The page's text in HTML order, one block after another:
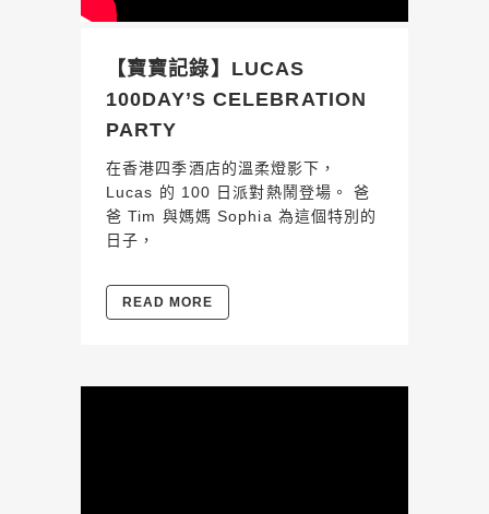
【寶寶記錄】LUCAS
100DAY’S CELEBRATION
PARTY
在香港四季酒店的溫柔燈影下，
Lucas 的 100 日派對熱鬧登場。 爸
爸 Tim 與媽媽 Sophia 為這個特別的
日子，
READ MORE